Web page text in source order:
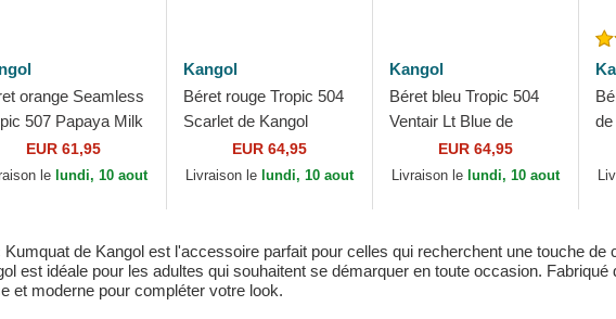
orange Seamless
507 Papaya Milk
KangolEUR 61,95
le lundi, 10 aout
Kangol
Béret rouge Tropic 504
Scarlet de Kangol
EUR 64,95
Livraison le lundi, 10 aout
Kangol
Béret bleu Tropic 504
Ventair Lt Blue de
EUR 64,95
Livraison le lundi, 10 aout
de
de Kangol est l'accessoire parfait pour celles qui recherchent une touche
est idéale pour les adultes qui souhaitent se démarquer en toute occasion.
et moderne pour compléter votre look.